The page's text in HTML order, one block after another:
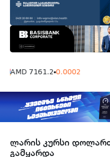
AMD 7161.2 0.0002
ლარის კურსი
გამყარდა